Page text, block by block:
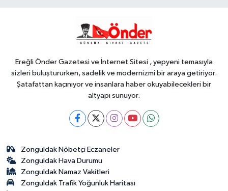
Zaviyesi ve Türbesi asıl yerinde
yeniden inşa edilecek
Ereğli Önder Gazetesi ve İnternet Sitesi , yepyeni temasıyla
sizleri buluştururken, sadelik ve modernizmi bir araya getiriyor.
Şatafattan kaçınıyor ve insanlara haber okuyabilecekleri bir
altyapı sunuyor.
Zonguldak Nöbetçi Eczaneler
Zonguldak Hava Durumu
Zonguldak Namaz Vakitleri
Zonguldak Trafik Yoğunluk Haritası